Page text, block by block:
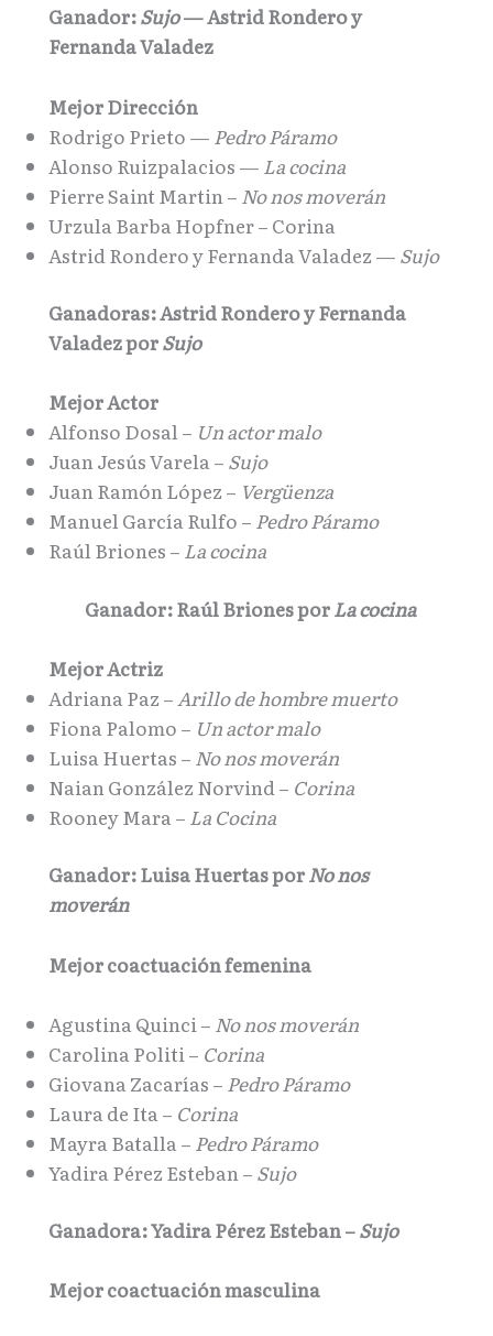
Ganador:Sujo— Astrid Rondero y
Fernanda Valadez
Mejor Dirección
Rodrigo Prieto — Pedro Páramo
Alonso Ruizpalacios — La cocina
Pierre Saint Martin – No nos moverán
Urzula Barba Hopfner – Corina
Astrid Rondero y Fernanda Valadez — Sujo
Ganadoras: Astrid Rondero y Fernanda
Valadez porSujo
Mejor Actor
Alfonso Dosal – Un actor malo
Juan Jesús Varela – Sujo
Juan Ramón López – Vergüenza
Manuel García Rulfo – Pedro Páramo
Raúl Briones – La cocina
Ganador: Raúl Briones porLa cocina
Mejor Actriz
Adriana Paz – Arillo de hombre muerto
Fiona Palomo – Un actor malo
Luisa Huertas – No nos moverán
Naian González Norvind – Corina
Rooney Mara – La Cocina
Ganador: Luisa Huertas porNo nos
moverán
Mejor coactuación femenina
Agustina Quinci – No nos moverán
Carolina Politi – Corina
Giovana Zacarías – Pedro Páramo
Laura de Ita – Corina
Mayra Batalla – Pedro Páramo
Yadira Pérez Esteban – Sujo
Ganadora: Yadira Pérez Esteban –Sujo
Mejor coactuación masculina